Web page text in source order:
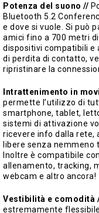
Potenza del suono //
Bluetooth 5.2
e dove si vuole. Si può
amici fino a 700 metri
dispositivi compatibili e
di perdita di contatto,
ripristinare la
Intrattenimento in
permette l’utilizzo di
smartphone, tablet,
sistemi di attivazione
ricevere info dalla rete,
libere senza nemmeno
Inoltre è compatibile
allenamento, tracking,
webcam e altro ancora!
Vestibilità e comodità
estremamente